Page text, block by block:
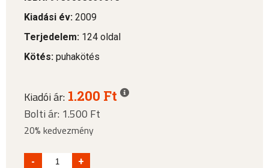
Kiadási év: 2009
Terjedelem: 124 oldal
Kötés: puhakötés
Kiadói ár: 1.200 Ft
Bolti ár: 1.500 Ft
20% kedvezmény
- +